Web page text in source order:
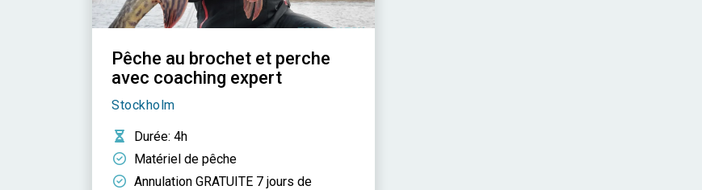
Pêche au brochet et perche
avec coaching expert
Stockholm
Durée: 4h
Matériel de pêche
Annulation GRATUITE 7 jours de